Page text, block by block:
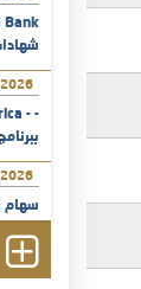
سهام
2026